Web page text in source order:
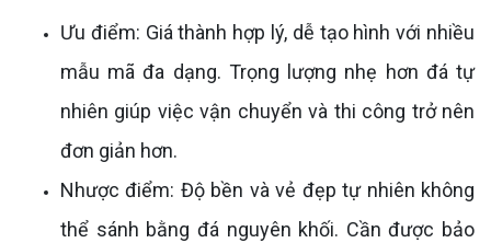
Ưu điểm: Giá thành hợp lý, dễ tạo hình với nhiều
mẫu mã đa dạng. Trọng lượng nhẹ hơn đá tự
nhiên giúp việc vận chuyển và thi công trở nên
đơn giản hơn.
Nhược điểm: Độ bền và vẻ đẹp tự nhiên không
thể sánh bằng đá nguyên khối. Cần được bảo